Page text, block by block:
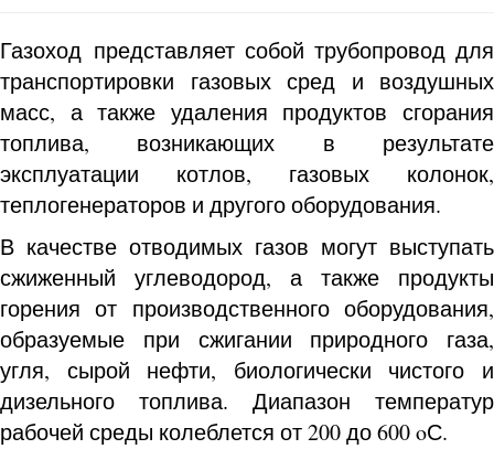
Газоход представляет собой трубопровод для
транспортировки газовых сред и воздушных
масс, а также удаления продуктов сгорания
топлива, возникающих в результате
эксплуатации котлов, газовых колонок,
теплогенераторов и другого оборудования.
В качестве отводимых газов могут выступать
сжиженный углеводород, а также продукты
горения от производственного оборудования,
образуемые при сжигании природного газа,
угля, сырой нефти, биологически чистого и
дизельного топлива. Диапазон температур
рабочей среды колеблется от 200 до 600 oС.